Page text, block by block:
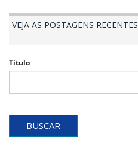
VEJA AS POSTAGENS RECENTES
Título
BUSCAR